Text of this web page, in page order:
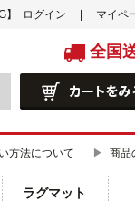
ログイン マイペ
全国
方法について 商品
ラグマット